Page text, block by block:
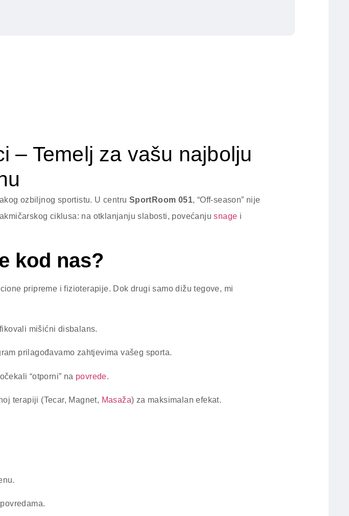
– Temelj za vašu najbolju
ozbiljnog sportistu. U centru SportRoom 051, “Off-season” nije
ciklusa: na otklanjanju slabosti, povećanjusnage i
kod nas?
pripreme i fizioterapije. Dok drugi samo dižu tegove, mi
mišićni disbalans.
prilagođavamo zahtjevima vašeg sporta.
“otporni” na povrede.
terapiji (Tecar, Magnet, Masaža) za maksimalan efekat.